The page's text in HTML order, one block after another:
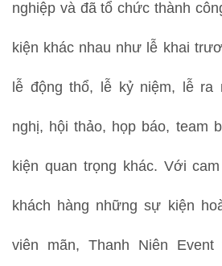
nghiệp và đã tổ chức thành
kiện khác nhau như lễ khai
lễ động thổ, lễ kỷ niệm, lễ ra
nghị, hội thảo, họp báo, team
kiện quan trọng khác. Với
khách hàng những sự kiện
viên mãn, Thanh Niên